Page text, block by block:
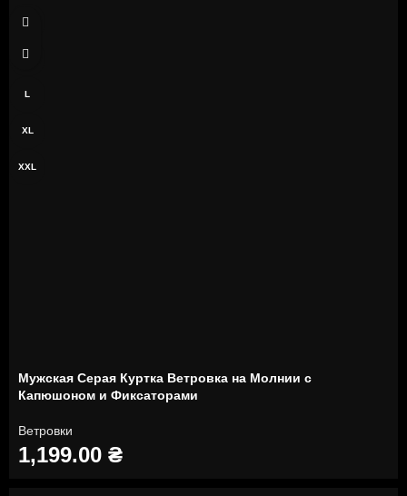
S
M
L
XL
XXL
Мужская Серая Куртка Ветровка на Молнии с
Капюшоном и Фиксаторами
Ветровки
1,199.00 ₴